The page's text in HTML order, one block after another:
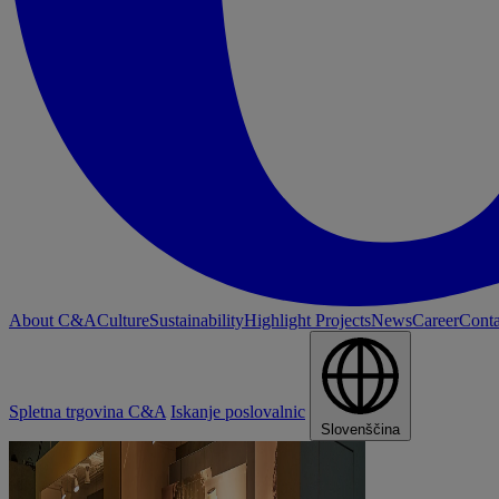
About C&ACultureSustainabilityHighlight ProjectsNewsCareer
Spletna trgovina C&A Iskanje poslovalnic
Slovenščina